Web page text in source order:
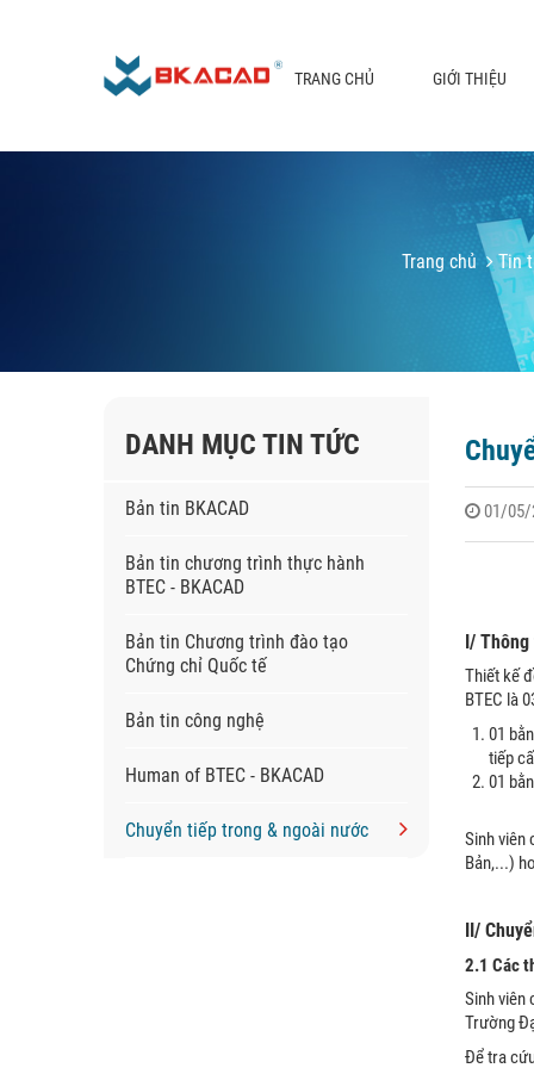
TRANG CHỦ GIỚI THIỆU
Trang chủ Tin
DANH MỤC TIN TỨC
Bản tin BKACAD
Bản tin chương trình thực hành
BTEC - BKACAD
Bản tin Chương trình đào tạo
Chứng chỉ Quốc tế
Bản tin công nghệ
Human of BTEC - BKACAD
Chuyển tiếp trong & ngoài nước
01/05/
I/
Thiết kế
BTEC là
01
tiếp
01
Sinh viên
Bản,...)
II/
2.1 Các
Sinh viên
Trường
Để tra